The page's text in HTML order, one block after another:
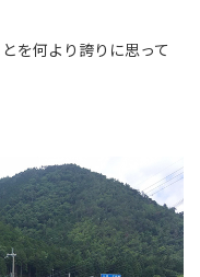
を何より誇りに思って